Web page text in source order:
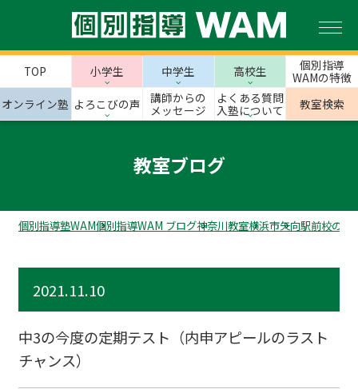
TOP 小学生 中学生 高校生
個別指導
WAMの特徴
オンライン塾 よろこびの声
講師からの
メッセージ
よくある質問
入塾について
教室検索
教室ブログ
個別指導塾WAM個別指導WAM ブログ神奈川教室横浜市矢向駅前校のス
2021.11.10
中3の今度の定期テスト（内申アピールのラスト
チャンス）